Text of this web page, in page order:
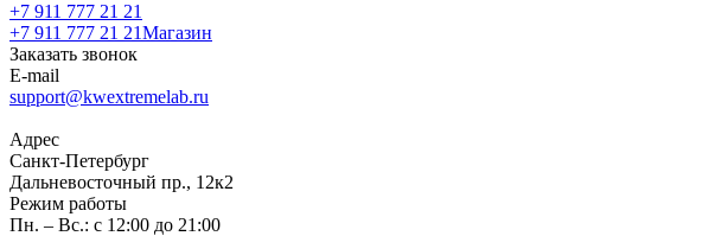
+7 911 777 21 21
+7 911 777 21 21Магазин
Заказать звонок
E-mail
support@kwextremelab.ru
Адрес
Санкт-Петербург
Дальневосточный пр., 12к2
Режим работы
Пн. – Вс.: с 12:00 до 21:00